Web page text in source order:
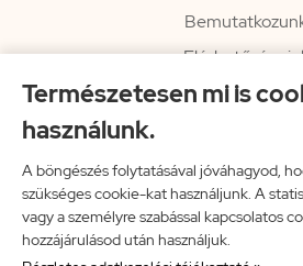
Természetesen mi is
használunk.
A böngészés folytatásával jóváhagyod,
szükséges cookie-kat használjunk. A
vagy a személyre szabással kapcsolatos
hozzájárulásod után használjuk.
Hírlevél
Impresszum
Vissza a